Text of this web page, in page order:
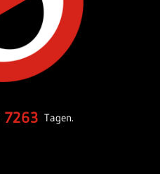
7263 Tagen.